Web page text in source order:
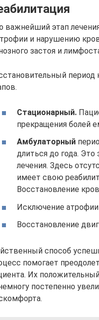
важнейший этап
и нарушению
застоя и
период
Стационарный.
прекращения болей
Амбулаторный
длиться до года.
лечения. Здесь
имеет свою
Восстановление
Исключение
Восстановление
способ
помогает
Их
постепенно